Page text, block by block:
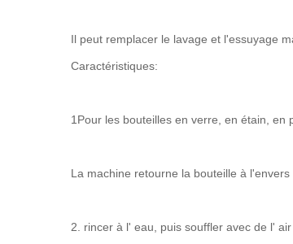
Il peut remplacer le lavage et l'essuyage
Caractéristiques:
1Pour les bouteilles en verre, en étain, en
La machine retourne la bouteille à
2. rincer à l' eau, puis souffler avec de l'